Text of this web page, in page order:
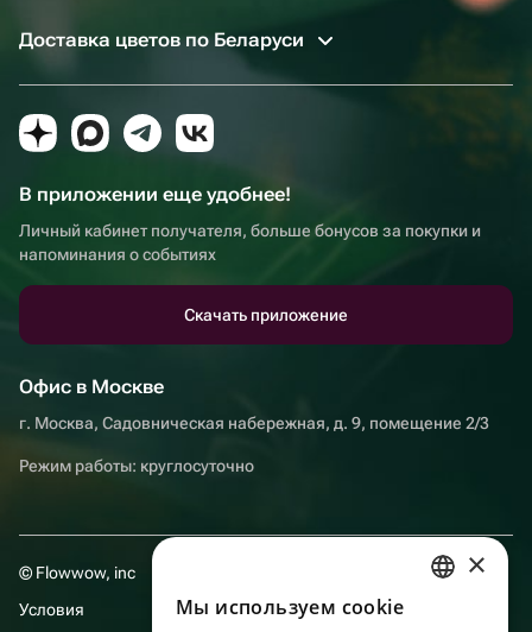
Доставка цветов по Беларуси
В приложении еще удобнее!
Личный кабинет получателя, больше бонусов за покупки и
напоминания о событиях
Скачать приложение
Офис в Москве
г. Москва, Садовническая набережная, д. 9, помещение 2/3
Режим работы: круглосуточно
© Flowwow, inc
Условия
×
Мы используем сookie